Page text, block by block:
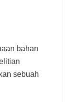
bahan
sebuah